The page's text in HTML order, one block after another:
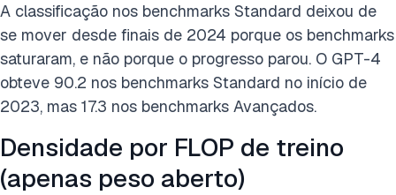
A classificação nos benchmarks Standard deixou de
se mover desde finais de 2024 porque os benchmarks
saturaram, e não porque o progresso parou. O GPT-4
obteve 90.2 nos benchmarks Standard no início de
2023, mas 17.3 nos benchmarks Avançados.
Densidade por FLOP de treino
(apenas peso aberto)